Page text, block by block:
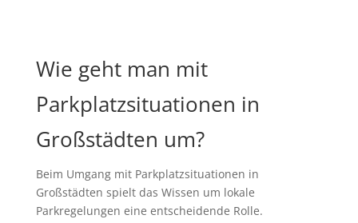
Wie geht man mit
Parkplatzsituationen in
Großstädten um?
Beim Umgang mit Parkplatzsituationen in
Großstädten spielt das Wissen um lokale
Parkregelungen eine entscheidende Rolle.